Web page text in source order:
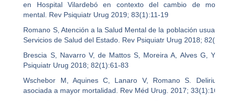
en Hospital Vilardebó en contexto del cambio de
mental. Rev Psiquiatr Urug 2019; 83(1):11-19
Romano S, Atención a la Salud Mental de la población
Servicios de Salud del Estado. Rev Psiquiatr Urug 2018;
Brescia S, Navarro V, de Mattos S, Moreira A, Alves G,
Psiquiatr Urug 2018; 82(1):61-83
Wschebor M, Aquines C, Lanaro V, Romano S.
asociada a mayor mortalidad. Rev Méd Urug. 2017; 33(1):16-